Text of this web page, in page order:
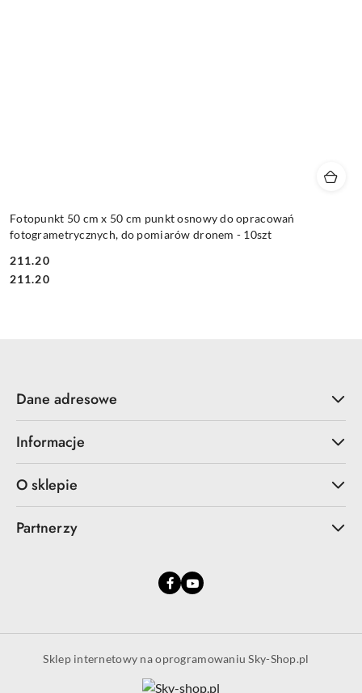
Fotopunkt 50 cm x 50 cm punkt osnowy do opracowań
fotogrametrycznych, do pomiarów dronem - 10szt
Cena:
211.20
Cena:
211.20
Dane adresowe
Informacje
O sklepie
Partnerzy
Sklep internetowy na oprogramowaniu Sky-Shop.pl